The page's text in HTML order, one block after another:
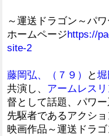
～運送ドラゴン～パ
ホームページhttps://
site-2
藤岡弘、（７９） と堀
共演し、 アームレス
督として話題、パワ
先駆者であるアクシ
映画作品～運送ドラ